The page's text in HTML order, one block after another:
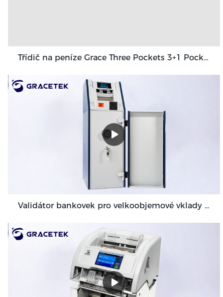
Třídič na peníze Grace Three Pockets 3+1 Pocket Grace GT-31
Validátor bankovek pro velkoobjemové vklady hotovosti pro prostředí Back Office GDM-300